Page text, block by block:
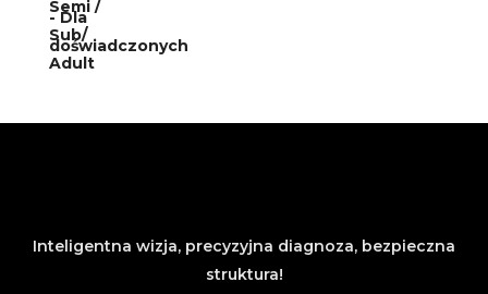
Inteligentna wizja, precyzyjna diagnoza, bezpieczna
struktura!